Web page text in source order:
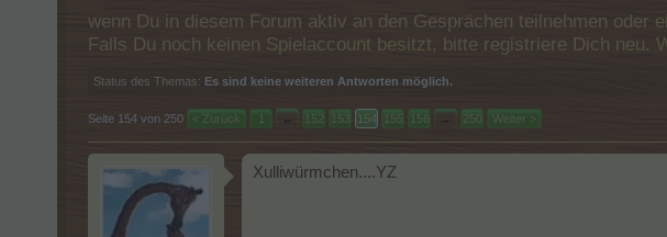
wenn Du in diesem Forum aktiv an den Gesprächen teilnehmen
Falls Du noch keinen Spielaccount besitzt, bitte registriere Dich neu.
Status des Themas: Es sind keine weiteren Antworten möglich.
Seite 154 von 250 < Zurück 1 ← 152 153 154 155 156 → 250 Weiter >
Xulliwürmchen....YZ